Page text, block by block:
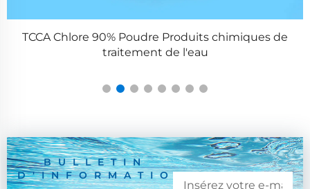
de Série ZPS100-10 Grande presse à
BULLETIN
D'INFORMATION